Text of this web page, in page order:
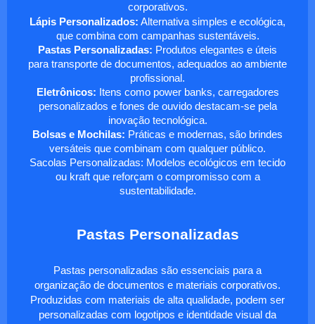
corporativos.
Lápis Personalizados: Alternativa simples e ecológica,
que combina com campanhas sustentáveis.
Pastas Personalizadas: Produtos elegantes e úteis
para transporte de documentos, adequados ao ambiente
profissional.
Eletrônicos: Itens como power banks, carregadores
personalizados e fones de ouvido destacam-se pela
inovação tecnológica.
Bolsas e Mochilas: Práticas e modernas, são brindes
versáteis que combinam com qualquer público.
Sacolas Personalizadas: Modelos ecológicos em tecido
ou kraft que reforçam o compromisso com a
sustentabilidade.
Pastas Personalizadas
Pastas personalizadas são essenciais para a
organização de documentos e materiais corporativos.
Produzidas com materiais de alta qualidade, podem ser
personalizadas com logotipos e identidade visual da